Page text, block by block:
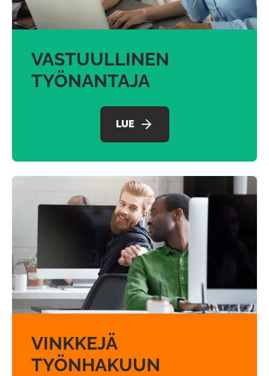
VASTUULLINEN
TYÖNANTAJA
LUE
VINKKEJÄ
TYÖNHAKUUN